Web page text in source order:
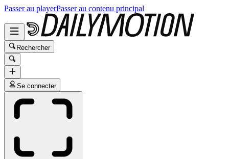
Passer au playerPasser au contenu principal
Rechercher
Se connecter